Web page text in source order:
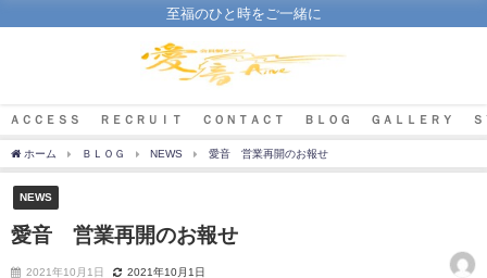
至福のひと時をご一緒に
ＡＣＣＥＳＳ ＲＥＣＲＵＩＴ ＣＯＮＴＡＣＴ ＢＬＯＧ ＧＡＬＬＥＲＹ
ホーム ＢＬＯＧ NEWS 愛音 営業再開のお報せ
NEWS
愛音 営業再開のお報せ
2021年10月1日 2021年10月1日